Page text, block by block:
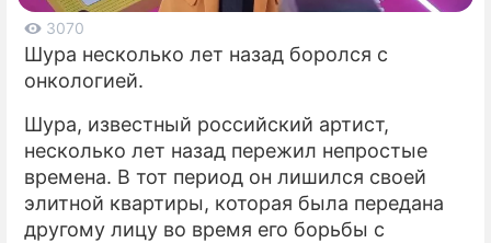
ИГРЫ
ПРЕСС-РЕЛИЗЫ
3070
Шура несколько лет назад боролся с
онкологией.
Шура, известный российский артист,
несколько лет назад пережил непростые
времена. В тот период он лишился своей
элитной квартиры, которая была передана
другому лицу во время его борьбы с